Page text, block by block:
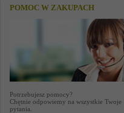
POMOC W ZAKUPACH
Potrzebujesz pomocy?
Chętnie odpowiemy na wszystkie Twoje
pytania.